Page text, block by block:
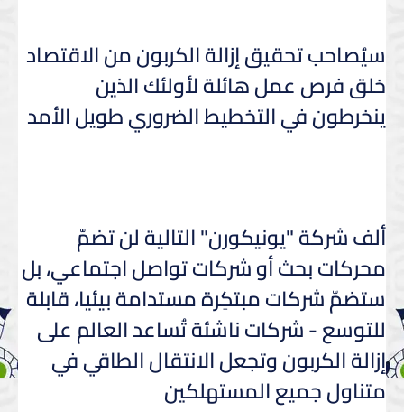
سيُصاحب تحقيق إزالة الكربون من الاقتصاد
خلق فرص عمل هائلة لأولئك الذين
ينخرطون في التخطيط الضروري طويل الأمد
ألف شركة "يونيكورن" التالية لن تضمّ
محركات بحث أو شركات تواصل اجتماعي، بل
ستضمّ شركات مبتكِرة مستدامة بيئيا، قابلة
للتوسع - شركات ناشئة تُساعد العالم على
إزالة الكربون وتجعل الانتقال الطاقي في
متناول جميع المستهلكين